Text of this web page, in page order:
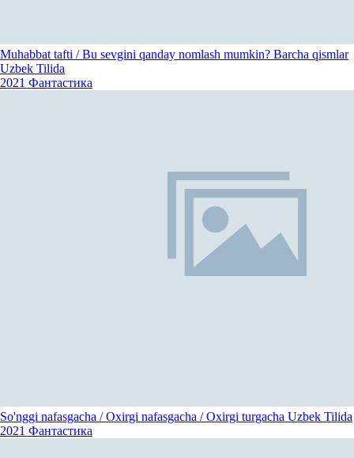
Muhabbat tafti / Bu sevgini qanday nomlash mumkin? Barcha qismlar
Uzbek Tilida
2021 Фантастика
So'nggi nafasgacha / Oxirgi nafasgacha / Oxirgi turgacha Uzbek Tilida
2021 Фантастика